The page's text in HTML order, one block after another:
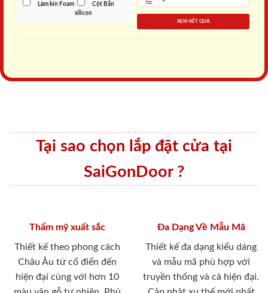
Làm kín Foam
Cột Bắn
silicon
XEM KẾT QUẢ
Tại sao chọn lắp đặt cửa tại
SaiGonDoor ?
Thẩm mỹ xuất sắc
Thiết kế theo phong cách
Châu Âu từ cổ điển đến
hiện đại cùng với hơn 10
Đa Dạng Về Mẫu Mã
Thiết kế đa dạng kiểu dáng
và mẫu mã phù hợp với
truyền thống và cả hiện đại.